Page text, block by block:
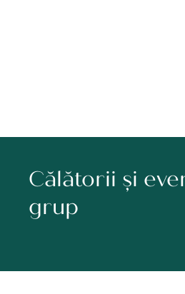
Călătorii și
grup